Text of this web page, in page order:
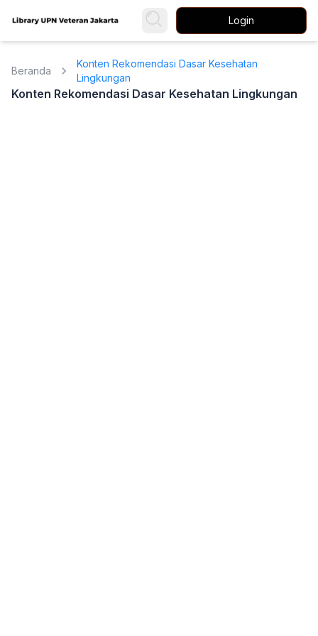
Login
Beranda
Konten Rekomendasi Dasar Kesehatan
Lingkungan
Konten Rekomendasi Dasar Kesehatan Lingkungan